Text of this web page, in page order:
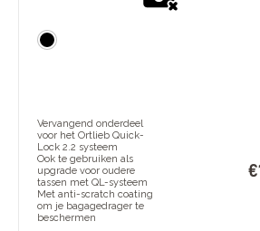
Vervangend onderdeel
voor het Ortlieb Quick-
Lock 2.2 systeem
Ook te gebruiken als
upgrade voor oudere
tassen met QL-systeem
Met anti-scratch coating
om je bagagedrager te
beschermen
€